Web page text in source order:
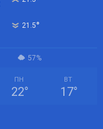
21.5°
57%
ПН
22°
ВТ
17°